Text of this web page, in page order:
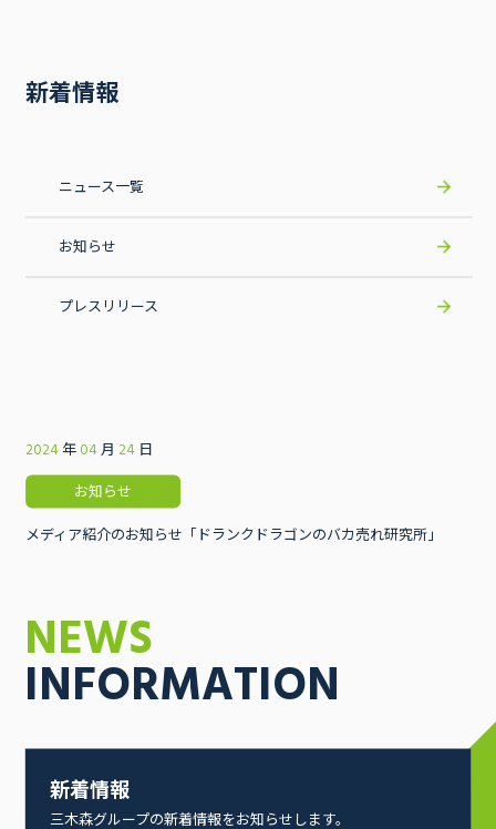
NEWS
INFORMATION
新着情報
三木森グループの新着情報をお知らせします。
新着情報
ニュース一覧
お知らせ
プレスリリース
2024年04月 24 日
お知らせ
メディア紹介のお知らせ「ドランクドラゴンのバカ売れ研究所」
COMPANY